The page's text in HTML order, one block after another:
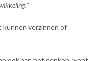
kunnen verzinnen of